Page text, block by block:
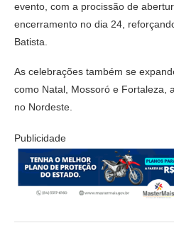
evento, com a procissão de
encerramento no dia 24,
Batista.
As celebrações também se
como Natal Mossoró e Fortaleza
no Nordeste.
Publicidade